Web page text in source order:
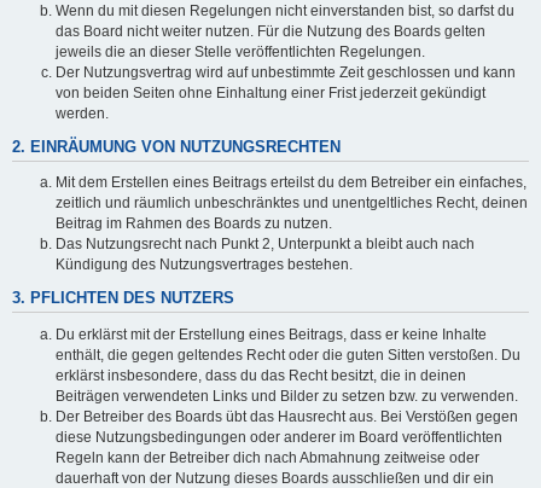
Wenn du mit diesen Regelungen nicht einverstanden bist, so darfst du
das Board nicht weiter nutzen. Für die Nutzung des Boards gelten
jeweils die an dieser Stelle veröffentlichten Regelungen.
Der Nutzungsvertrag wird auf unbestimmte Zeit geschlossen und kann
von beiden Seiten ohne Einhaltung einer Frist jederzeit gekündigt
werden.
2. EINRÄUMUNG VON NUTZUNGSRECHTEN
Mit dem Erstellen eines Beitrags erteilst du dem Betreiber ein einfaches,
zeitlich und räumlich unbeschränktes und unentgeltliches Recht, deinen
Beitrag im Rahmen des Boards zu nutzen.
Das Nutzungsrecht nach Punkt 2, Unterpunkt a bleibt auch nach
Kündigung des Nutzungsvertrages bestehen.
3. PFLICHTEN DES NUTZERS
Du erklärst mit der Erstellung eines Beitrags, dass er keine Inhalte
enthält, die gegen geltendes Recht oder die guten Sitten verstoßen. Du
erklärst insbesondere, dass du das Recht besitzt, die in deinen
Beiträgen verwendeten Links und Bilder zu setzen bzw. zu verwenden.
Der Betreiber des Boards übt das Hausrecht aus. Bei Verstößen gegen
diese Nutzungsbedingungen oder anderer im Board veröffentlichten
Regeln kann der Betreiber dich nach Abmahnung zeitweise oder
dauerhaft von der Nutzung dieses Boards ausschließen und dir ein